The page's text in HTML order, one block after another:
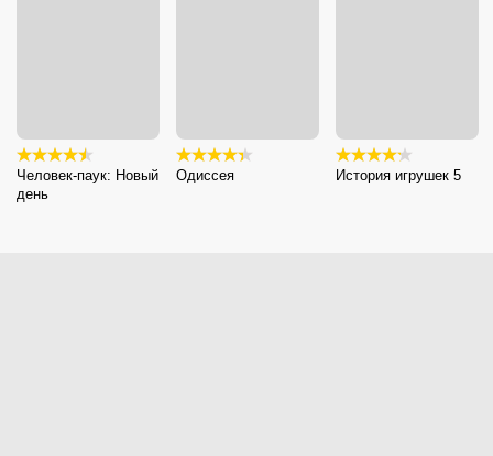
Человек-паук: Новый
день
Одиссея История игрушек 5